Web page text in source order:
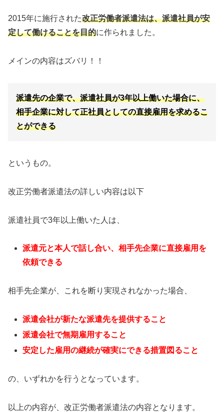
2015年に施行された改正労働者派遣法は、派遣社員が安
定して働けることを目的に作られました。
メインの内容はズバリ！！
派遣先の企業で、派遣社員が3年以上働いた場合に、
相手企業に対して正社員としての直接雇用を求めるこ
とができる
というもの。
改正労働者派遣法の詳しい内容は以下
派遣社員で3年以上働いた人は、
派遣元と本人で話し合い、相手先企業に直接雇用を
依頼できる
相手先企業が、これを断り実現されなかった場合、
派遣会社が新たな派遣先を提供すること
派遣会社で無期雇用すること
安定した雇用の継続が確実にできる措置図ること
の、いずれかを行うとなっています。
以上の内容が、改正労働者派遣法の内容となります。